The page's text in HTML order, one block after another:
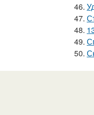
46.
47.
48.
49.
50.